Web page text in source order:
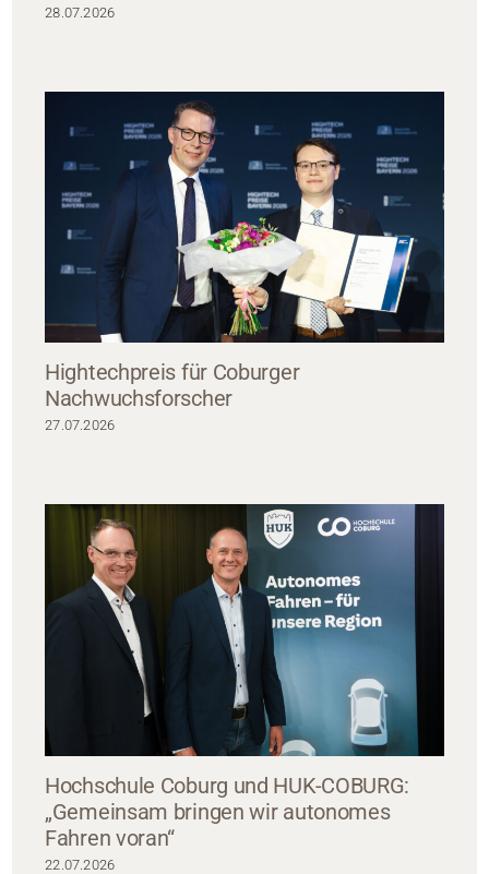
28.07.2026
Hightechpreis für Coburger
Nachwuchsforscher
27.07.2026
Hochschule Coburg und HUK-COBURG:
„Gemeinsam bringen wir autonomes
Fahren voran“
22.07.2026